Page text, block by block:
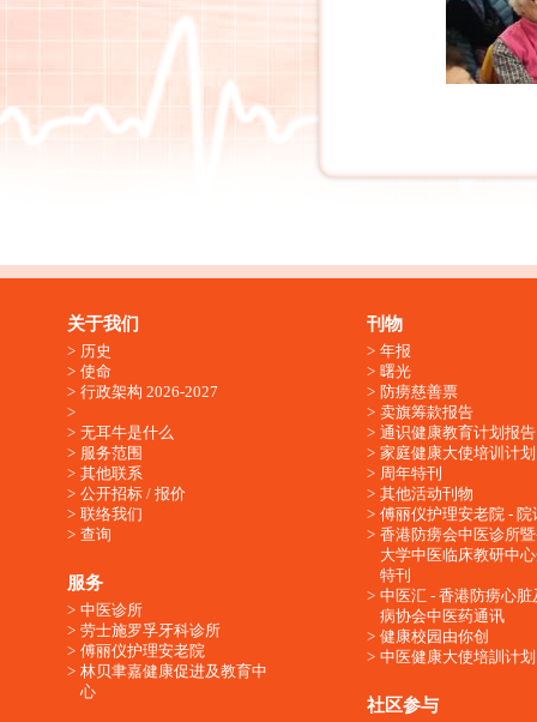
关于我们
历史
使命
行政架构 2026-2027
无耳牛是什么
服务范围
其他联系
公开招标 / 报价
联络我们
查询
服务
中医诊所
劳士施罗孚牙科诊所
傅丽仪护理安老院
林贝聿嘉健康促进及教育中
心
刊物
年报
曙光
防痨慈善票
卖旗筹款报告
通识健康教育计划报告
家庭健康大使培训计划
周年特刊
其他活动刊物
傅丽仪护理安老院 - 院
香港防痨会中医诊所
大学中医临床教研中
特刊
中医汇 - 香港防痨心脏
病协会中医药通讯
健康校园由你创
中医健康大使培訓计划
社区参与